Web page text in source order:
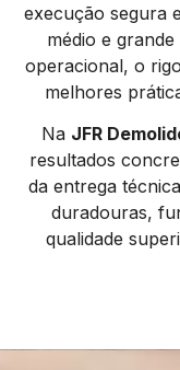
execução segura
médio e
operacional, o
melhores
Na JFR
resultados
da entrega
duradouras,
qualidade